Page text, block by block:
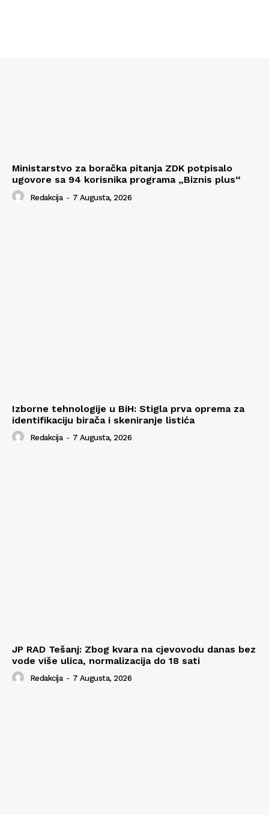
Ministarstvo za boračka pitanja ZDK potpisalo
ugovore sa 94 korisnika programa „Biznis plus“
Redakcija - 7 Augusta, 2026
Izborne tehnologije u BiH: Stigla prva oprema za
identifikaciju birača i skeniranje listića
Redakcija - 7 Augusta, 2026
JP RAD Tešanj: Zbog kvara na cjevovodu danas bez
vode više ulica, normalizacija do 18 sati
Redakcija - 7 Augusta, 2026